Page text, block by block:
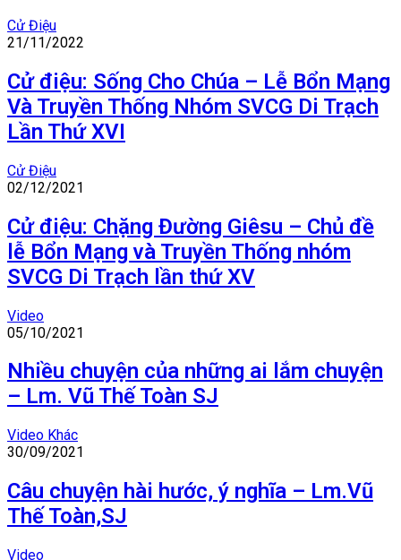
Cử Điệu
21/11/2022
Cử điệu: Sống Cho Chúa – Lễ Bổn Mạng
Và Truyền Thống Nhóm SVCG Di Trạch
Lần Thứ XVI
Cử Điệu
02/12/2021
Cử điệu: Chặng Đường Giêsu – Chủ đề
lễ Bổn Mạng và Truyền Thống nhóm
SVCG Di Trạch lần thứ XV
Video
05/10/2021
Nhiều chuyện của những ai lắm chuyện
– Lm. Vũ Thế Toàn SJ
Video Khác
30/09/2021
Câu chuyện hài hước, ý nghĩa – Lm.Vũ
Thế Toàn,SJ
Video